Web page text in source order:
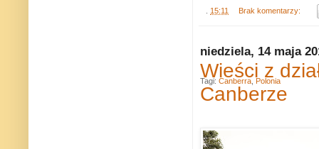
15:11 Brak komentarzy:
niedziela, 14 maja
Wieści z
Canberze
Tagi: Canberra Polonia